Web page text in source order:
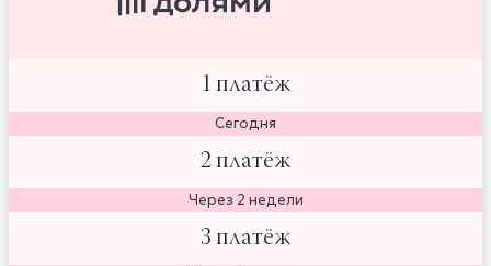
1 платёж
Сегодня
2 платёж
Через 2 недели
3 платёж